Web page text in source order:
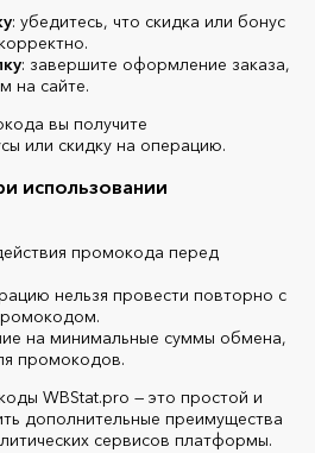
: убедитесь, что скидка или бонус
: завершите оформление заказа,
на сайте.
вы получите
или скидку на операцию.
использовании
промокода перед
нельзя провести повторно с
на минимальные суммы обмена,
промокодов.
WBStat.pro — это простой и
дополнительные преимущества
сервисов платформы.